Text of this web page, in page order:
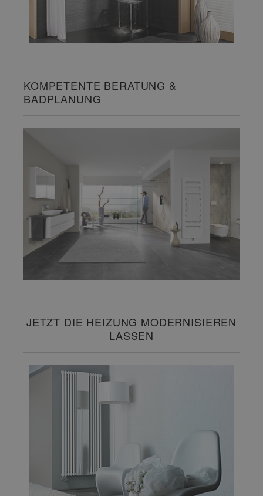
KOMPETENTE BERATUNG &
BADPLANUNG
JETZT DIE HEIZUNG MODERNISIEREN
LASSEN